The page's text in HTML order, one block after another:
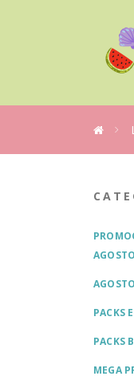
AGOSTO
PACKS
PACKS
MEGA